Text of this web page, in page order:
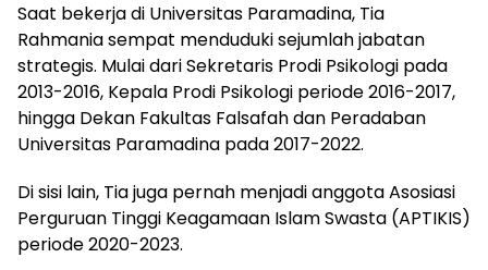
Saat bekerja di Universitas Paramadina, Tia
Rahmania sempat menduduki sejumlah jabatan
strategis. Mulai dari Sekretaris Prodi Psikologi pada
2013-2016, Kepala Prodi Psikologi periode 2016-2017,
hingga Dekan Fakultas Falsafah dan Peradaban
Universitas Paramadina pada 2017-2022.
Di sisi lain, Tia juga pernah menjadi anggota Asosiasi
Perguruan Tinggi Keagamaan Islam Swasta (APTIKIS)
periode 2020-2023.